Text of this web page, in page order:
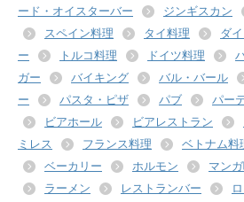
ード・オイスターバー
ジンギスカン
スペイン料理
タイ料理 ダ
ー
トルコ料理 ドイツ料理
ガー
バイキング バル・バール
ー
パスタ・ピザ パブ
パー
ビアホール
ビアレストラン
ミレス
フランス料理 ベトナム料
ベーカリー
ホルモン マン
ラーメン
レストランバー